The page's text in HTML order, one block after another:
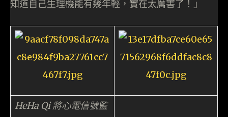
知道自己生理機能有幾年輕，實在太厲害了！」
HeHa Qi 將心電信號監